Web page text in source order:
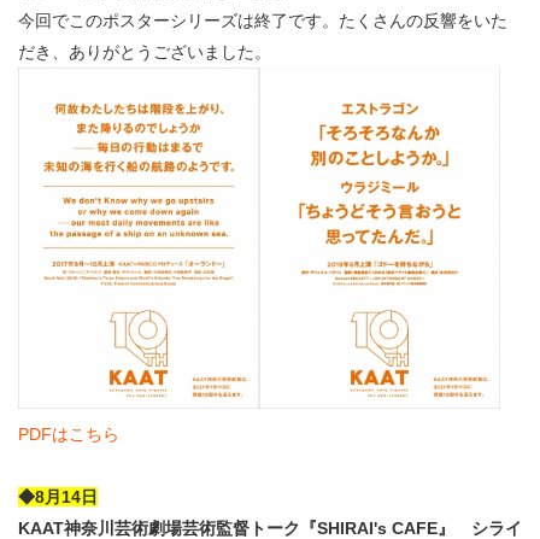
今回でこのポスターシリーズは終了です。たくさんの反響をいた
だき、ありがとうございました。
PDFはこちら
◆8月14日
KAAT神奈川芸術劇場芸術監督トーク『SHIRAI's CAFE』 シライ